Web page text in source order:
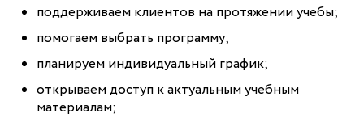
поддерживаем клиентов на протяжении учебы;
помогаем выбрать программу;
планируем индивидуальный график;
открываем доступ к актуальным учебным
материалам;